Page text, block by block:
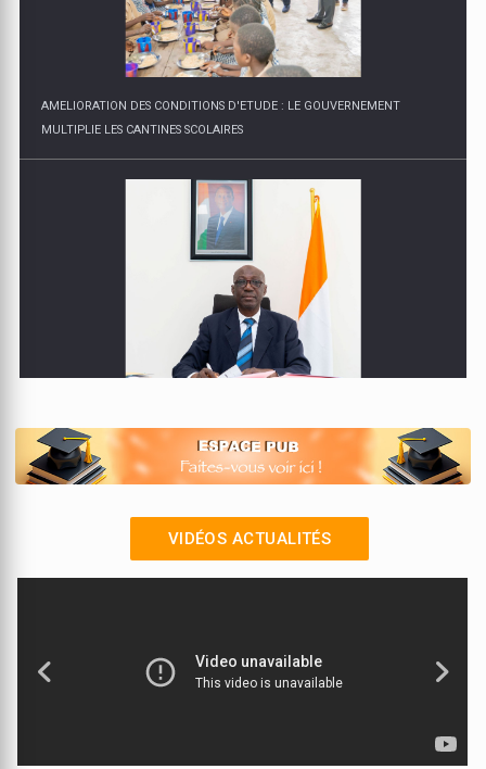
MULTIPLIE LES CANTINES SCOLAIRES
"POUR LA RENTRÉE DE FORMATION 2025-2026, NOUS ENREGISTRONS
L'OUVERTURE DE ONZE NOUVEAUX ÉTABLISSEMENTS AVEC LES FILIÈRES
AGRICULTURE, ÉLEVAGE, ET MÉCANIQUE AGRICOLE"
PROFESSIONNEL : 35 NOUVEAUX ELEVES REJOIGNENT LES CLASSES
PREPARATOIRES TECHNOLOGIES ET SCIENCES INDUSTRIELLES
VIDÉOS ACTUALITÉS